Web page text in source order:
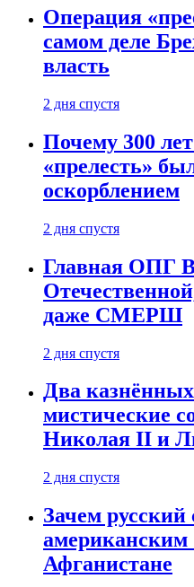
Операция
самом деле
власть
2 дня спустя
Почему 300
«прелесть»
оскорблением
2 дня спустя
Главная ОПГ
даже СМЕРШ
2 дня спустя
Два
мистические
Николая II и
2 дня спустя
Зачем русский
американским
Афганистане